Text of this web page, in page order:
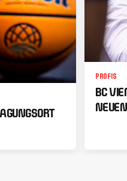
PROFIS
BC